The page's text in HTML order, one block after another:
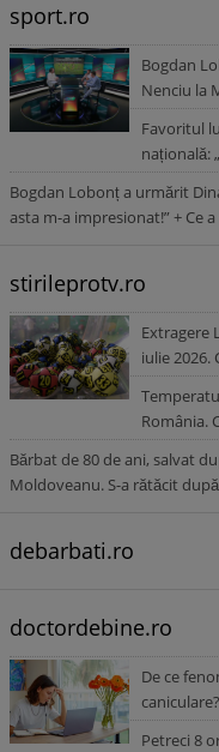
sport.ro
Bogdan
Nenciu la
Favoritul
națională:
Bogdan Lobonț a urmărit
asta m-a impresionat!” + Ce
stirileprotv.ro
Extragere
iulie 2026.
România.
Bărbat de 80 de ani, salvat
Moldoveanu. S-a rătăcit
debarbati.ro
doctordebine.ro
De ce
Petreci 8